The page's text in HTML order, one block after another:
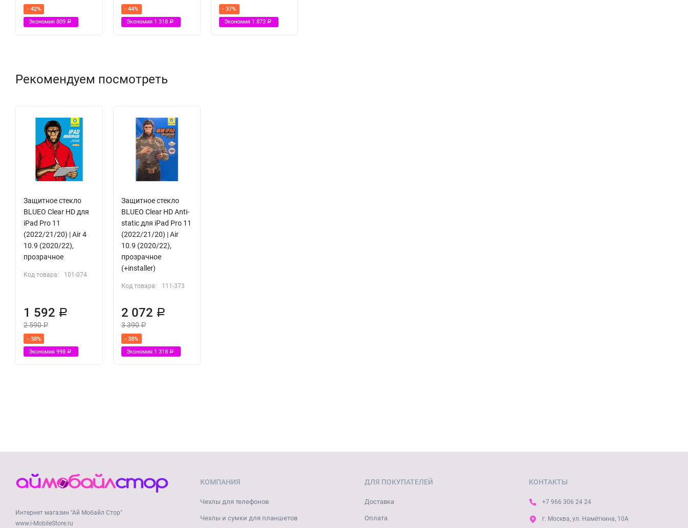
- 42%
Экономия 809 Р
- 44%
Экономия 1 318 Р
- 37%
Экономия 1 873 Р
Рекомендуем посмотреть
Защитное стекло
BLUEO Clear HD для
iPad Pro 11
(2022/21/20) | Air 4
10.9 (2020/22),
прозрачное
Код товара: 101-074
1 592 Р
2 590Р
- 38%
Экономия 998 Р
Защитное стекло
BLUEO Clear HD Anti-
static для iPad Pro 11
(2022/21/20) | Air
10.9 (2020/22),
прозрачное
(+installer)
Код товара: 111-373
2 072 Р
3 390Р
- 38%
Экономия 1 318 Р
Интернет магазин "Ай Мобайл Стор"
www.i-MobileStore.ru
КОМПАНИЯ
Чехлы для телефонов
Чехлы и сумки для планшетов
ДЛЯ ПОКУПАТЕЛЕЙ
Доставка
Оплата
КОНТАКТЫ
+7 966 306 24 24
г. Москва, ул. Намёткина, 10А